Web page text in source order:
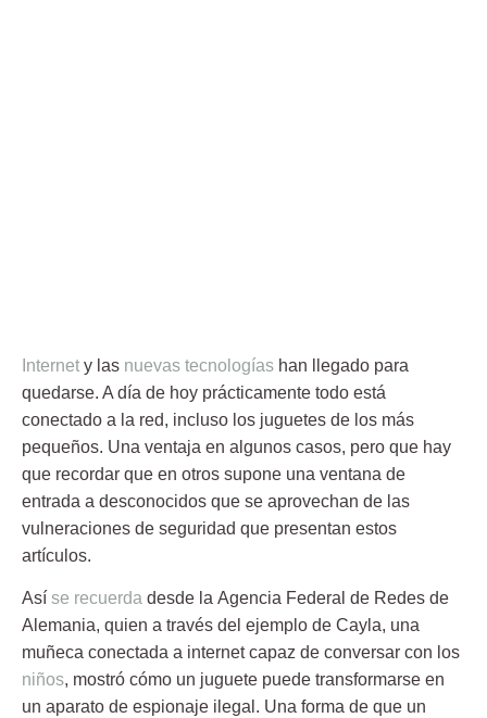
Internet y las nuevas tecnologías han llegado para
quedarse. A día de hoy prácticamente todo está
conectado a la red, incluso los juguetes de los más
pequeños. Una ventaja en algunos casos, pero que hay
que recordar que en otros supone una ventana de
entrada a desconocidos que se aprovechan de las
vulneraciones de seguridad que presentan estos
artículos.
Así se recuerda desde la Agencia Federal de Redes de
Alemania, quien a través del ejemplo de Cayla, una
muñeca conectada a internet capaz de conversar con los
niños, mostró cómo un juguete puede transformarse en
un aparato de espionaje ilegal. Una forma de que un